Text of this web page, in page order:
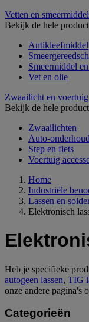
Vetten en
Bekijk de hele
Antikleefmiddel
Smeermiddel
Vet en olie
Zwaailicht en
Bekijk de hele
Zwaailichten
Auto-
Step en fiets
Voertuig
Home
Industriële
Lassen en
Elektronisch
Heb je specifieke
autogeen lassen, TIG
onze andere pagina's
Categorieën